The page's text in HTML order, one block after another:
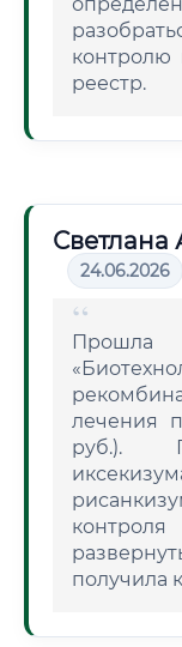
контролю
реестр.
24.06.2026
лечения
руб.).
получила